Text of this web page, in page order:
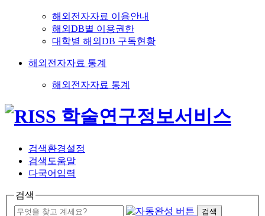
해외전자자료 이용안내
해외DB별 이용권한
대학별 해외DB 구독현황
해외전자자료 통계
해외전자자료 통계
검색환경설정
검색도움말
다국어입력
검색
검색